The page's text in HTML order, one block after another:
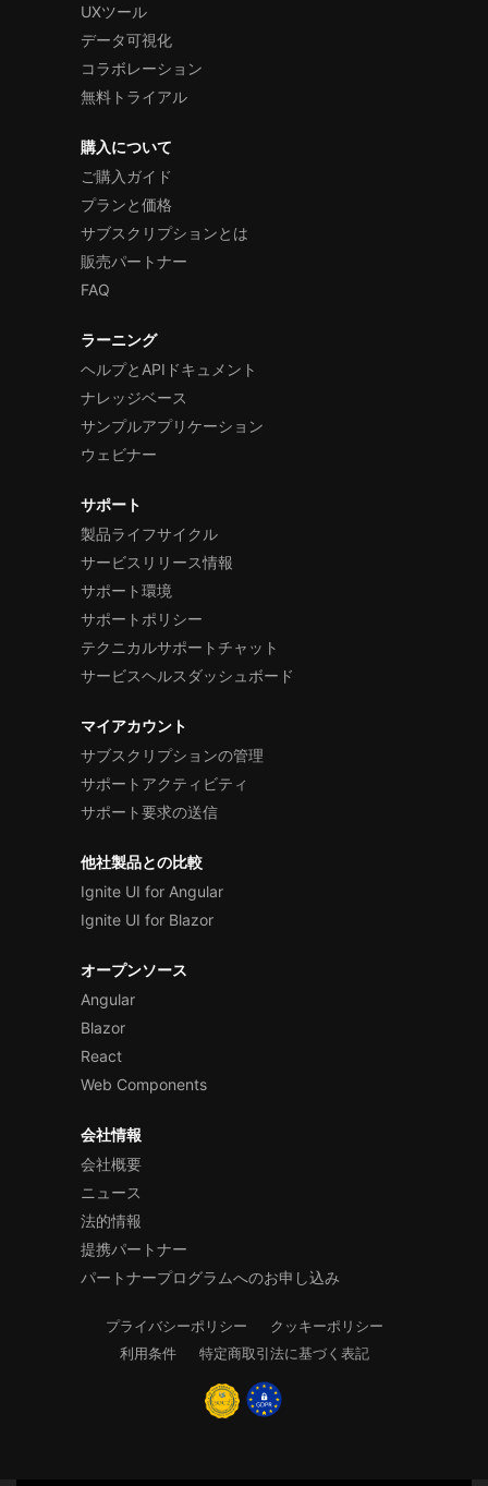
UXツール
データ可視化
コラボレーション
無料トライアル
購入について
ご購入ガイド
プランと価格
サブスクリプションとは
販売パートナー
FAQ
ラーニング
ヘルプとAPIドキュメント
ナレッジベース
サンプルアプリケーション
ウェビナー
サポート
製品ライフサイクル
サービスリリース情報
サポート環境
サポートポリシー
テクニカルサポートチャット
サービスヘルスダッシュボード
マイアカウント
サブスクリプションの管理
サポートアクティビティ
サポート要求の送信
他社製品との比較
Ignite UI for Angular
Ignite UI for Blazor
オープンソース
Angular
Blazor
React
Web Components
会社情報
会社概要
ニュース
法的情報
提携パートナー
パートナープログラムへのお申し込み
プライバシーポリシー
クッキーポリシー
利用条件
特定商取引法に基づく表記